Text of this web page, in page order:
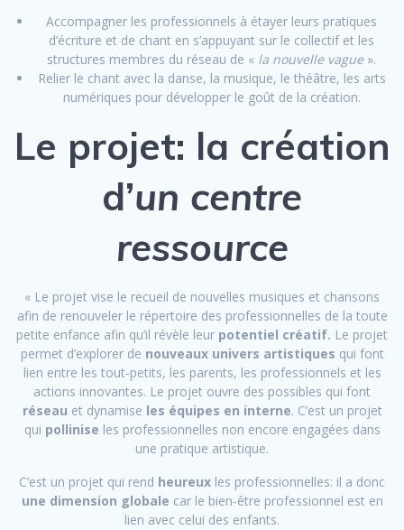
Accompagner les professionnels à étayer leurs pratiques
d’écriture et de chant en s’appuyant sur le collectif et les
structures membres du réseau de « la nouvelle vague ».
Relier le chant avec la danse, la musique, le théâtre, les arts
numériques pour développer le goût de la création.
Le projet: la création
d’un centre
ressource
« Le projet vise le recueil de nouvelles musiques et chansons
afin de renouveler le répertoire des professionnelles de la toute
petite enfance afin qu’il révèle leur potentiel créatif. Le projet
permet d’explorer de nouveaux univers artistiques qui font
lien entre les tout-petits, les parents, les professionnels et les
actions innovantes. Le projet ouvre des possibles qui font
réseau et dynamise les équipes en interne. C’est un projet
qui pollinise les professionnelles non encore engagées dans
une pratique artistique.
C’est un projet qui rend heureux les professionnelles: il a donc
une dimension globale car le bien-être professionnel est en
lien avec celui des enfants.